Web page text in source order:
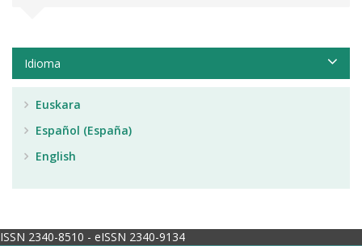
Idioma
Euskara
Español (España)
English
ISSN 2340-8510 - eISSN 2340-9134